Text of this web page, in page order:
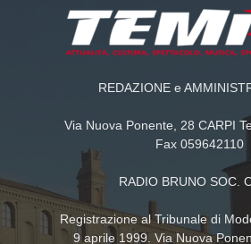
REDAZIONE e
Via Nuova Ponente, 28 CARPI
Fax 059642110
RADIO BRUNO SOC.
Registrazione al Tribunale di
9 aprile 1999. Via Nuova